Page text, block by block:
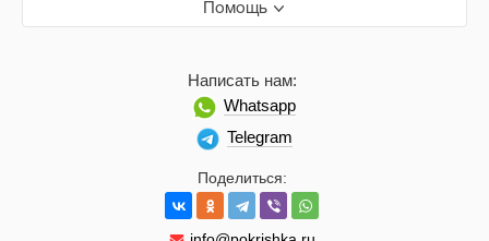
Помощь
Поделиться:
Написать нам:
Whatsapp
Telegram